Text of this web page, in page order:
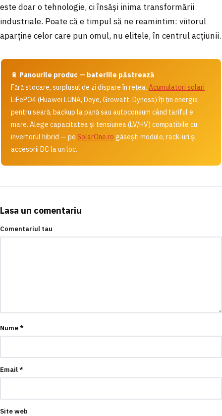
este doar o tehnologie, ci însăși inima transformării
industriale. Poate că e timpul să ne reamintim: viitorul
aparține celor care pun omul, nu elitele, în centrul acțiunii.
🔋 Panourile produc — bateriile păstrează
Fără stocare, surplusul de zi dispare în rețea. Acumulatori solari
LiFePO4 (Huawei LUNA, Deye, Growatt, Dyness) îți țin energia
pentru seară, backup la pană sau autoconsum când tariful e
mare. Alege capacitatea și tensiunea (LV/HV) compatibile cu
invertorul hibrid — pe SolarOne.ro găsești module, rack-uri și
accesorii DC la un loc.
Lasa un comentariu
Comentariul tau
Nume*
Email*
Site web